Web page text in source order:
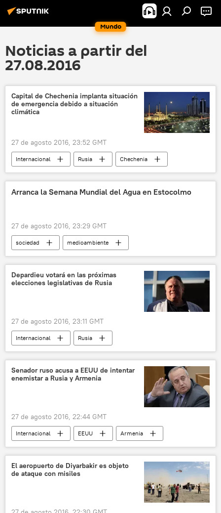
Mundo
Noticias a partir del
27.08.2016
Capital de Chechenia implanta situación
de emergencia debido a situación
climática
27 de agosto 2016, 23:52 GMT
Internacional Rusia
Chechenia
Grozni
emergencia
tiempo
Arranca la Semana Mundial del Agua en Estocolmo
27 de agosto 2016, 23:29 GMT
sociedad
medioambiente
Estocolmo
Semana Mundial del Agua
noticias
Depardieu votará en las próximas
elecciones legislativas de Rusia
27 de agosto 2016, 23:11 GMT
Internacional
Rusia
Gérard Depardieu
elecciones
noticias
Senador ruso acusa a EEUU de intentar
enemistar a Rusia y Armenia
27 de agosto 2016, 22:44 GMT
Internacional EEUU
Armenia
Frants Klintsévich
Serguéi Mirónov
Rusia
noticias
El aeropuerto de Diyarbakir es objeto
de ataque con misiles